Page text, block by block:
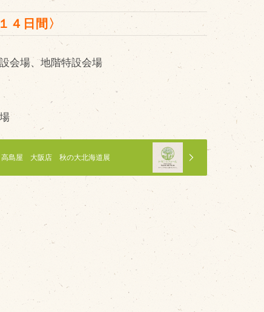
日間〉
会場、地階特設会場
高島屋 大阪店 秋の大北海道展
ご紹介
牛
ビ串
にんにく
ソース
ト
公式アカウント